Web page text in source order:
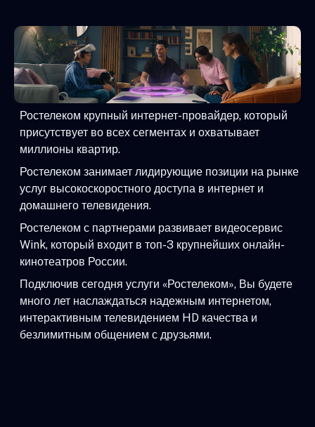
Ростелеком крупный интернет-провайдер, который
присутствует во всех сегментах и охватывает
миллионы квартир.
Ростелеком занимает лидирующие позиции на рынке
услуг высокоскоростного доступа в интернет и
домашнего телевидения.
Ростелеком с партнерами развивает видеосервис
Wink, который входит в топ-3 крупнейших онлайн-
кинотеатров России.
Подключив сегодня услуги «Ростелеком», Вы будете
много лет наслаждаться надежным интернетом,
интерактивным телевидением HD качества и
безлимитным общением с друзьями.